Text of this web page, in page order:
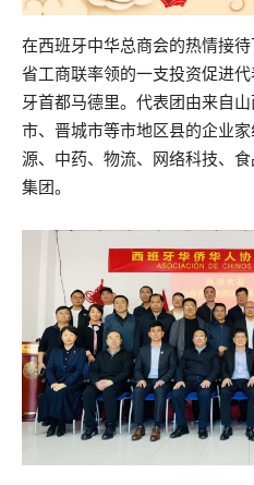
在西班牙中华总商会的热情接
省工商联率领的一支投资促进
牙首都马德里。代表团由来自
市、晋城市等市地区县的企业
源、中药、物流、网络科技、
集团。